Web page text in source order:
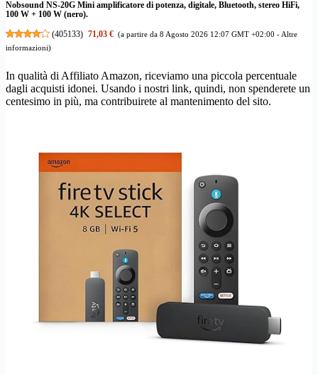
Nobsound NS-20G Mini amplificatore di potenza, digitale, Bluetooth, stereo HiFi,
100 W + 100 W (nero).
(405133) 71,03 € (a partire da 8 Agosto 2026 12:07 GMT +02:00 - Altre
informazioni)
In qualità di Affiliato Amazon, riceviamo una piccola percentuale
dagli acquisti idonei. Usando i nostri link, quindi, non spenderete un
centesimo in più, ma contribuirete al mantenimento del sito.